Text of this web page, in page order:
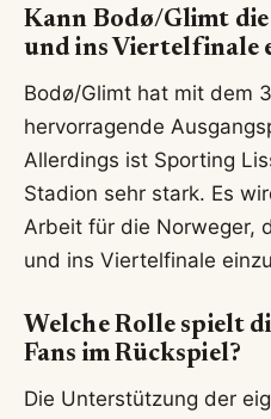
Kann Bodø/Glimt
und ins Viertelfinale
Bodø/Glimt hat mit dem
hervorragende
Allerdings ist Sporting
Stadion sehr stark. Es
Arbeit für die Norweger,
und ins Viertelfinale
Welche Rolle spielt
Fans im Rückspiel?
Die Unterstützung der